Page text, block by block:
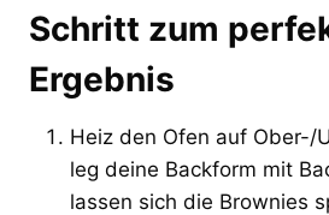
Schritt zum
Ergebnis
Heiz den Ofen auf Ober-/
leg deine Backform mit
lassen sich die Brownies